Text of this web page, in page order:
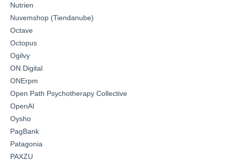
Nutrien
Nuvemshop (Tiendanube)
Octave
Octopus
Ogilvy
ON Digital
ONErpm
Open Path Psychotherapy Collective
OpenAI
Oysho
PagBank
Patagonia
PAXZU